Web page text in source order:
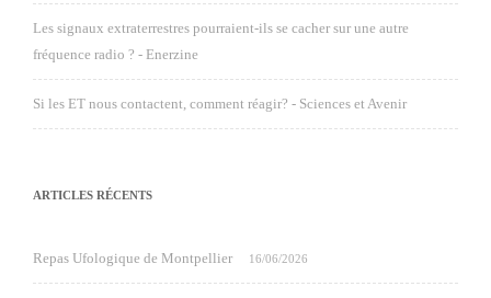
Les signaux extraterrestres pourraient-ils se cacher sur une autre
fréquence radio ? - Enerzine
Si les ET nous contactent, comment réagir? - Sciences et Avenir
ARTICLES RÉCENTS
Repas Ufologique de Montpellier 16/06/2026